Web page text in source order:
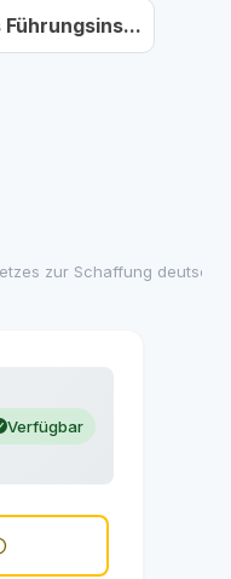
zur Schaffung
Verfügbar